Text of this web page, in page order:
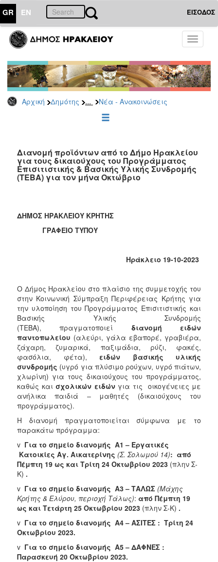
GR EN ΕΙΣΟΔΟΣ
Toggle
Αρχική Δημότης ... Νέα - Ανακοινώσεις
ΔΗΜΟΤΗΣ
Πολιτική
Νέα
-
Ανακοινώσεις
Οικονομική
Αδυναμία
&
Φυσικές
Κοινοτικής
Φροντίδας
(Κ.Α.Π.Η.)
(Κ.Δ.Α.Π.)
Κέντρα
Ημερήσιας
Φροντίδας
Ηλικιωμένων
(Κ.Η.Φ.Η.)
Κ.Δ.Α.Π.Α.μεΑ.
Αδειοδότηση
&
Έλεγχος
Βρεφονηπιακών
Σταθμών
Δημοτικό
Ιατρείο
Ξενώνας
Φιλοξενίας
Γυναικών
Κοινότητας
Κοινωνικό
Φαρμακείο
Κοινωνικό
Παντοπωλείο
Ισότητα
Διανομή προϊόντων από το Δήμο Ηρακλείου
για τους δικαιούχους του Προγράμματος
Επισιτιστικής & Βασικής Υλικής Συνδρομής
(ΤΕΒΑ) για τον μήνα Οκτώβριο
ΔΗΜΟΣ ΗΡΑΚΛΕΙΟΥ ΚΡΗΤΗΣ
ΓΡΑΦΕΙΟ ΤΥΠΟΥ
Ηράκλειο 19-10-2023
Ο Δήμος Ηρακλείου στο πλαίσιο της συμμετοχής του
στην Κοινωνική Σύμπραξη Περιφέρειας Κρήτης για
την υλοποίηση του Προγράμματος Επισιτιστικής και
Βασικής Υλικής Συνδρομής
(ΤΕΒΑ), πραγματοποιεί διανομή ειδών
παντοπωλείου (αλεύρι, γάλα εβαπορέ, γραβιέρα,
ζάχαρη, ζυμαρικά, παξιμάδια, ρύζι, φακές,
φασόλια, φέτα), ειδών βασικής υλικής
συνδρομής (υγρό για πλύσιμο ρούχων, υγρό πιάτων,
χλωρίνη) για τους δικαιούχους του προγράμματος,
καθώς και σχολικών ειδώνγια τις οικογένειες με
ανήλικα παιδιά – μαθητές (δικαιούχους του
προγράμματος).
Η διανομή πραγματοποιείται σύμφωνα με το
παρακάτω πρόγραμμα:
v Για το σημείο διανομής Α1 – Εργατικές
Κατοικίες Αγ. Αικατερίνης (Σ. Σολωμού 14): από
Πέμπτη 19 ως και Τρίτη 24 Οκτωβρίου 2023 (πλην Σ-
Κ) .
v Για το σημείο διανομής Α3 – ΤΑΛΩΣ (Μάχης
Κρήτης & Ελύρου, περιοχή Τάλως): από Πέμπτη 19
ως και Τετάρτη 25 Οκτωβρίου 2023 (πλην Σ-Κ) .
v Για το σημείο διανομής Α4 – ΑΣΙΤΕΣ : Τρίτη 24
Οκτωβρίου 2023.
v Για το σημείο διανομής Α5 – ΔΑΦΝΕΣ :
Παρασκευή 20 Οκτωβρίου 2023.